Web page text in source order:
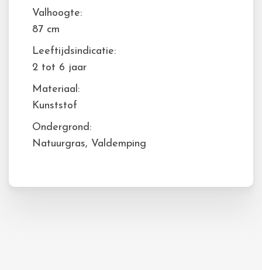
Valhoogte:
87 cm
Leeftijdsindicatie:
2 tot 6 jaar
Materiaal:
Kunststof
Ondergrond:
Natuurgras, Valdemping